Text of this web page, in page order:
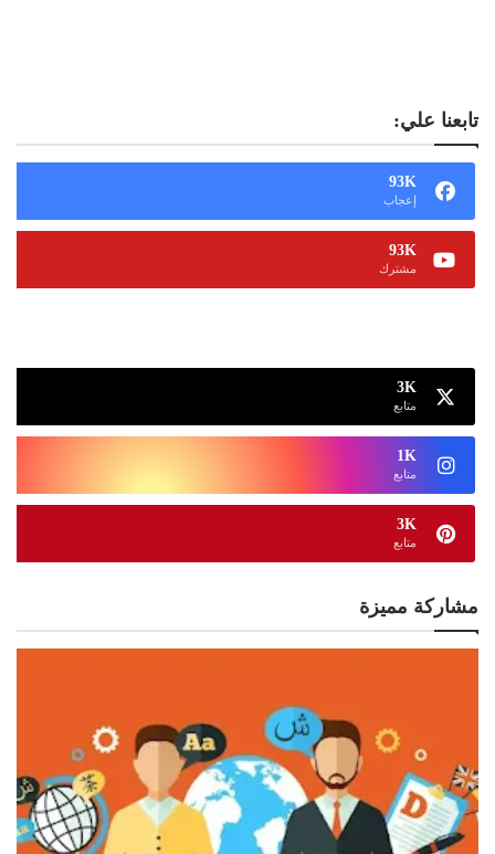
تابعنا علي:
93K
إعجاب
93K
مشترك
3K
متابع
1K
متابع
3K
متابع
مشاركة مميزة